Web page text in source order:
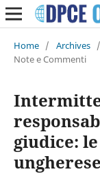
Home / Archives /
Note e Commenti
giudice:
ungherese